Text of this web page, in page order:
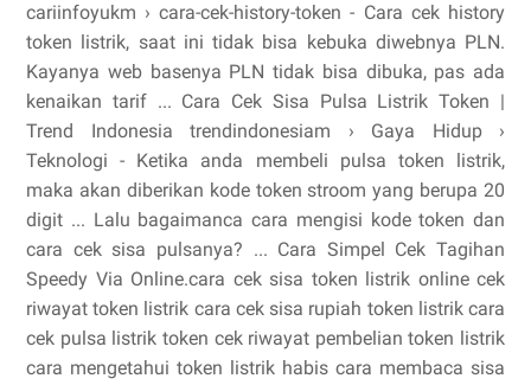
cariinfoyukm › cara-cek-history-token - Cara cek history
token listrik, saat ini tidak bisa kebuka diwebnya PLN.
Kayanya web basenya PLN tidak bisa dibuka, pas ada
kenaikan tarif ... Cara Cek Sisa Pulsa Listrik Token |
Trend Indonesia trendindonesiam › Gaya Hidup ›
Teknologi - Ketika anda membeli pulsa token listrik,
maka akan diberikan kode token stroom yang berupa 20
digit ... Lalu bagaimanca cara mengisi kode token dan
cara cek sisa pulsanya? ... Cara Simpel Cek Tagihan
Speedy Via Online.cara cek sisa token listrik online cek
riwayat token listrik cara cek sisa rupiah token listrik cara
cek pulsa listrik token cek riwayat pembelian token listrik
cara mengetahui token listrik habis cara membaca sisa